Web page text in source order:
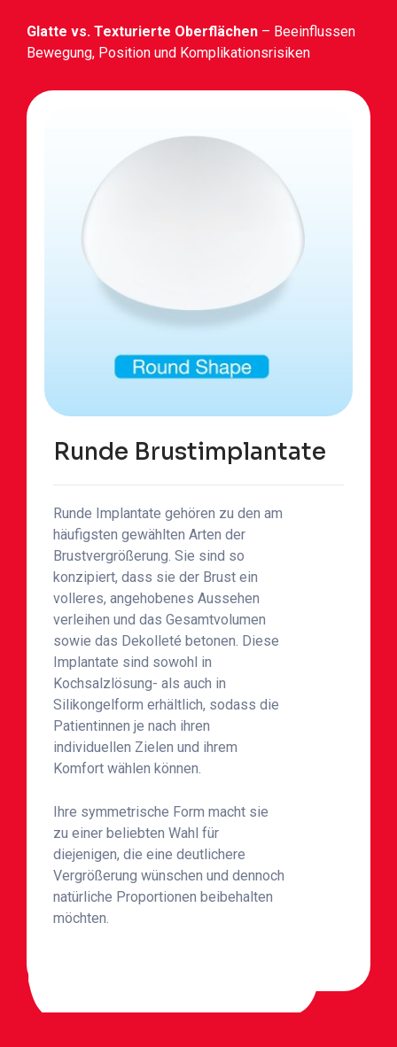
Glatte vs. Texturierte Oberflächen – Beeinflussen
Bewegung, Position und Komplikationsrisiken
Runde Brustimplantate
Runde Implantate gehören zu den am
häufigsten gewählten Arten der
Brustvergrößerung. Sie sind so
konzipiert, dass sie der Brust ein
volleres, angehobenes Aussehen
verleihen und das Gesamtvolumen
sowie das Dekolleté betonen. Diese
Implantate sind sowohl in
Kochsalzlösung- als auch in
Silikongelform erhältlich, sodass die
Patientinnen je nach ihren
individuellen Zielen und ihrem
Komfort wählen können.
Ihre symmetrische Form macht sie
zu einer beliebten Wahl für
diejenigen, die eine deutlichere
Vergrößerung wünschen und dennoch
natürliche Proportionen beibehalten
möchten.